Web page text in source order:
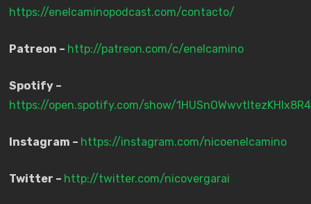
https://enelcaminopodcast.com/contacto/
Patreon – http://patreon.com/c/enelcamino
Spotify –
https://open.spotify.com/show/
Instagram – https://instagram.com/nicoenelcamino
Twitter – http://twitter.com/nicovergarai